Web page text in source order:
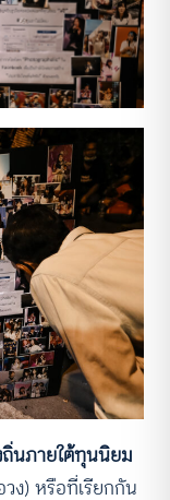
ถิ่นภายใต้ทุนนิยม
วง) หรือที่เรียกกัน